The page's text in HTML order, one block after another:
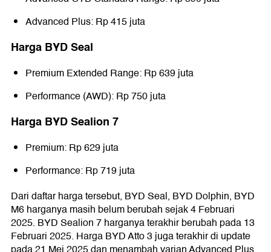
Advanced Plus: Rp 415 juta
Harga BYD Seal
Premium Extended Range: Rp 639 juta
Performance (AWD): Rp 750 juta
Harga BYD Sealion 7
Premium: Rp 629 juta
Performance: Rp 719 juta
Dari daftar harga tersebut, BYD Seal, BYD Dolphin, BYD
M6 harganya masih belum berubah sejak 4 Februari
2025. BYD Sealion 7 harganya terakhir berubah pada 13
Februari 2025. Harga BYD Atto 3 juga terakhir di update